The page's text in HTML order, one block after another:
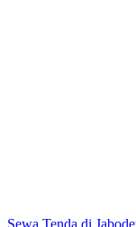
Sewa Tenda di